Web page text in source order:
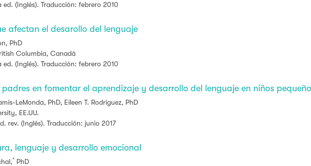
ed. (Inglés). Traducción: febrero 2010
afectan el desarollo del lenguaje
PhD
Columbia, Canadá
ed. (Inglés). Traducción: febrero 2010
padres en fomentar el aprendizaje y desarrollo del lenguaje en niños
LeMonda, PhD, Eileen T. Rodriguez, PhD
EE.UU.
rev. (Inglés). Traducción: junio 2017
lenguaje y desarrollo emocional
* PhD